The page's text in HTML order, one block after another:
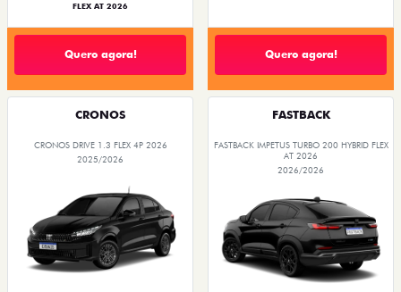
FLEX AT 2026
Quero agora! Quero agora!
CRONOS
CRONOS DRIVE 1.3 FLEX 4P 2026
2025/2026
FASTBACK
FASTBACK IMPETUS TURBO 200 HYBRID FLEX
AT 2026
2026/2026